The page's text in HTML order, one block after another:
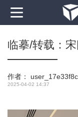
临摹/转载：
作者： user_17e33f8c
2025-04-02 14:37